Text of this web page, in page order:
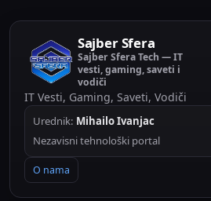
Sajber Sfera
Sajber Sfera Tech — IT
vesti, gaming, saveti i
vodiči
IT Vesti, Gaming, Saveti, Vodiči
Urednik: Mihailo Ivanjac
Nezavisni tehnološki portal
O nama